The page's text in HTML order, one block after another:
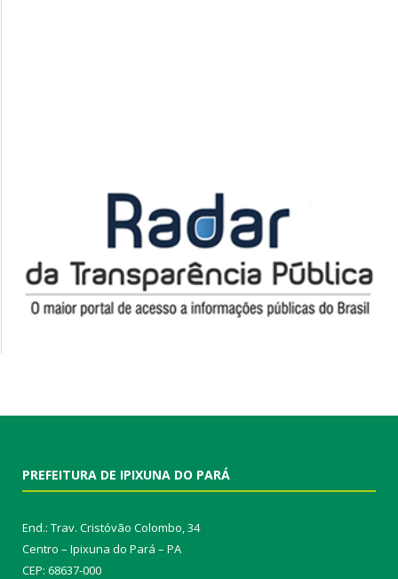
PREFEITURA DE IPIXUNA DO PARÁ
End.: Trav. Cristóvão Colombo, 34
Centro – Ipixuna do Pará – PA
CEP: 68637-000